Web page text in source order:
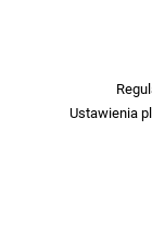
Ustawienia